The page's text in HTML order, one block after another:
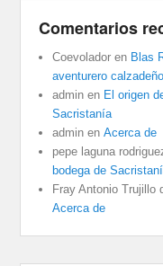
Comentarios
Coevolador en Blas
aventurero
admin en El origen
Sacristanía
admin enAcerca de
pepe laguna
bodega de
Fray Antonio Trujillo
Acerca de